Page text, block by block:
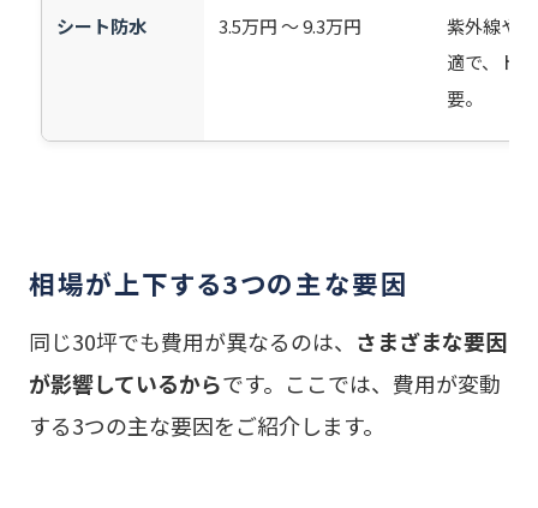
シート防水 3.5万円 ～ 9.3万円
紫外線や
適で、ト
要。
相場が上下する3つの主な要因
同じ30坪でも費用が異なるのは、 さまざまな要因
が影響しているからです。ここでは、費用が変動
する3つの主な要因をご紹介します。